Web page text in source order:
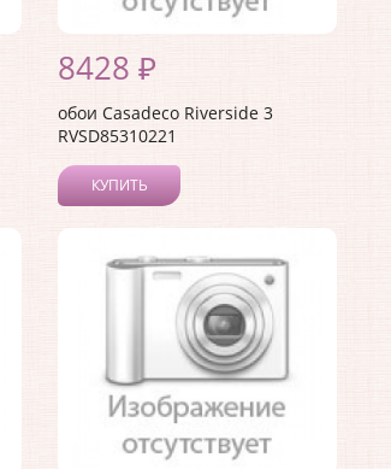
8428 ₽
обои Casadeco Riverside 3
RVSD85310221
КУПИТЬ